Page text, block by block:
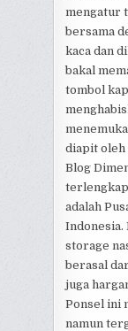
mengatur
bersama
kaca dan
bakal
tombol
diapit oleh
Blog
adalah
Indonesia.
storage
berasal
juga
Ponsel ini
namun